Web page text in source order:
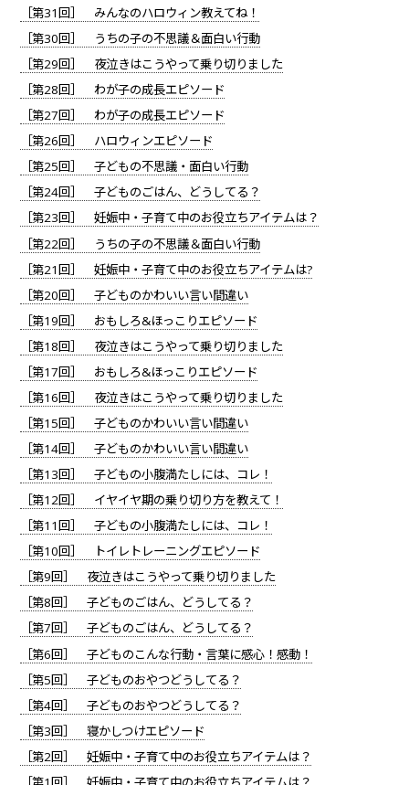
［第31回］ みんなのハロウィン教えてね！
［第30回］ うちの子の不思議＆面白い行動
［第29回］ 夜泣きはこうやって乗り切りました
［第28回］ わが子の成長エピソード
［第27回］ わが子の成長エピソード
［第26回］ ハロウィンエピソード
［第25回］ 子どもの不思議・面白い行動
［第24回］ 子どものごはん、どうしてる？
［第23回］ 妊娠中・子育て中のお役立ちアイテムは？
［第22回］ うちの子の不思議＆面白い行動
［第21回］ 妊娠中・子育て中のお役立ちアイテムは?
［第20回］ 子どものかわいい言い間違い
［第19回］ おもしろ&ほっこりエピソード
［第18回］ 夜泣きはこうやって乗り切りました
［第17回］ おもしろ&ほっこりエピソード
［第16回］ 夜泣きはこうやって乗り切りました
［第15回］ 子どものかわいい言い間違い
［第14回］ 子どものかわいい言い間違い
［第13回］ 子どもの小腹満たしには、コレ！
［第12回］ イヤイヤ期の乗り切り方を教えて！
［第11回］ 子どもの小腹満たしには、コレ！
［第10回］ トイレトレーニングエピソード
［第9回］ 夜泣きはこうやって乗り切りました
［第8回］ 子どものごはん、どうしてる？
［第7回］ 子どものごはん、どうしてる？
［第6回］ 子どものこんな行動・言葉に感心！感動！
［第5回］ 子どものおやつどうしてる？
［第4回］ 子どものおやつどうしてる？
［第3回］ 寝かしつけエピソード
［第2回］ 妊娠中・子育て中のお役立ちアイテムは？